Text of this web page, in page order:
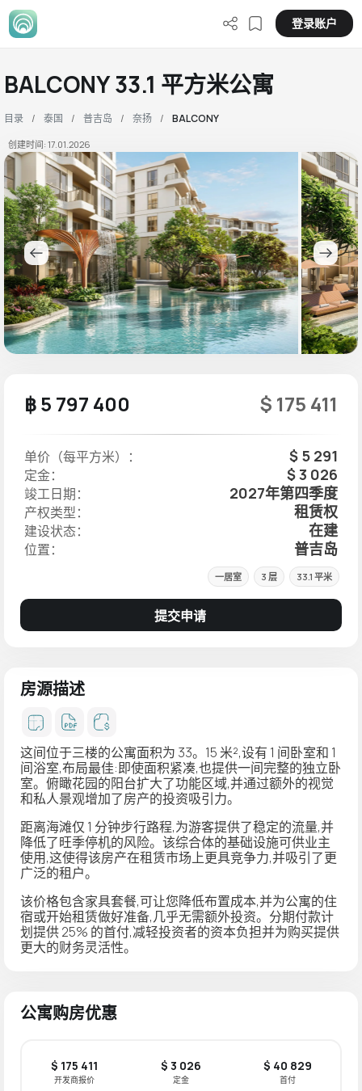
登录账户
BALCONY 33.1 平方米公寓
目录 泰国 普吉岛 奈扬 BALCONY
创建时间: 17.01.2026
฿ 5 797 400 $ 175 411
单价（每平方米）： $ 5 291
定金： $ 3 026
竣工日期： 2027年第四季度
产权类型： 租赁权
建设状态： 在建
位置： 普吉岛
一居室 3 层 33.1 平米
提交申请
房源描述
这间位于三楼的公寓面积为 33。15 米²,设有 1 间卧室和 1
间浴室,布局最佳:即使面积紧凑,也提供一间完整的独立卧
室。俯瞰花园的阳台扩大了功能区域,并通过额外的视觉
和私人景观增加了房产的投资吸引力。
距离海滩仅 1 分钟步行路程,为游客提供了稳定的流量,并
降低了旺季停机的风险。该综合体的基础设施可供业主
使用,这使得该房产在租赁市场上更具竞争力,并吸引了更
广泛的租户。
该价格包含家具套餐,可让您降低布置成本,并为公寓的住
宿或开始租赁做好准备,几乎无需额外投资。分期付款计
划提供 25% 的首付,减轻投资者的资本负担并为购买提供
更大的财务灵活性。
公寓购房优惠
$ 175 411
开发商报价
$ 3 026
定金
$ 40 829
首付